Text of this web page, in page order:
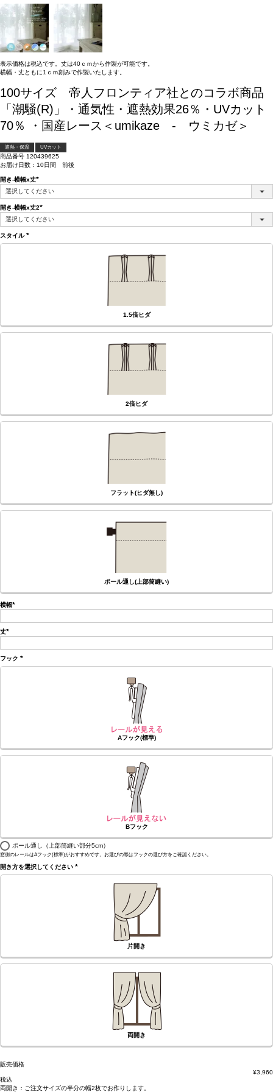
表示価格は税込です。丈は40ｃｍから作製が可能です。
横幅・丈ともに1ｃｍ刻みで作製いたします。
100サイズ 帝人フロンティア社とのコラボ商品
「潮騒(R)」・通気性・遮熱効果26％・UVカット
70％ ・国産レース＜umikaze - ウミカゼ＞
遮熱・保温 UVカット
商品番号 120439625
お届け日数：10日間 前後
開き-横幅x丈
(必
須)
開き-横幅x丈2
(必
須)
スタイル
(必
1.5倍ヒダ
2倍ヒダ
フラット(ヒダ無し)
ポール通し(上部筒縫い)
横幅
須)
丈
須)
フック
(必
Aフック(標準)
Bフック
ポール通し（上部筒縫い部分5cm）
窓側のレールはAフック(標準)がおすすめです。お選びの際はフックの選び方をご確認ください。
開き方を選択してください
(必
片開き
両開き
販売価格
¥3,960
税込
両開き： ご注文サイズの半分の幅2枚でお作りします。